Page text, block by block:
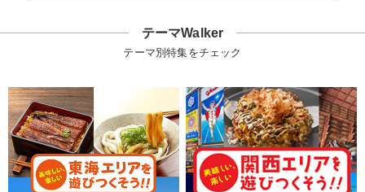
テーマWalker
テーマ別特集をチェック